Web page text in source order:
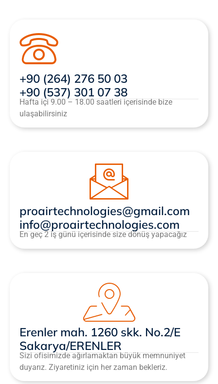
+90 (264) 276 50 03
+90 (537) 301 07 38
Hafta içi 9.00 – 18.00 saatleri içerisinde bize
ulaşabilirsiniz
proairtechnologies@gmail.com
info@proairtechnologies.com
En geç 2 iş günü içerisinde size dönüş yapacağız
Erenler mah. 1260 skk. No.2/E
Sakarya/ERENLER
Sizi ofisimizde ağırlamaktan büyük memnuniyet
duyarız. Ziyaretiniz için her zaman bekleriz.